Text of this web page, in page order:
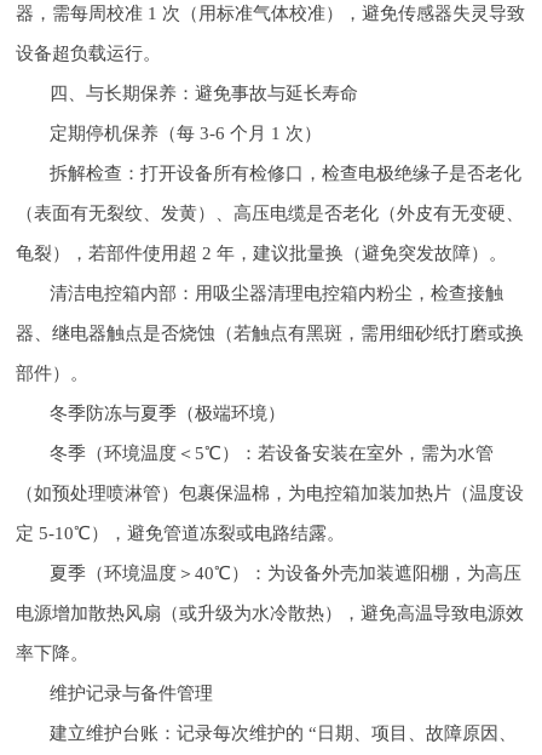
器，需每周校准 1 次（用标准气体校准），避免传感器失灵导致
设备超负载运行。
四、与长期保养：避免事故与延长寿命
定期停机保养（每 3-6 个月 1 次）
拆解检查：打开设备所有检修口，检查电极绝缘子是否老化
（表面有无裂纹、发黄）、高压电缆是否老化（外皮有无变硬、
龟裂），若部件使用超 2 年，建议批量换（避免突发故障）。
清洁电控箱内部：用吸尘器清理电控箱内粉尘，检查接触
器、继电器触点是否烧蚀（若触点有黑斑，需用细砂纸打磨或换
部件）。
冬季防冻与夏季（极端环境）
冬季（环境温度＜5℃）：若设备安装在室外，需为水管
（如预处理喷淋管）包裹保温棉，为电控箱加装加热片（温度设
定 5-10℃），避免管道冻裂或电路结露。
夏季（环境温度＞40℃）：为设备外壳加装遮阳棚，为高压
电源增加散热风扇（或升级为水冷散热），避免高温导致电源效
率下降。
维护记录与备件管理
建立维护台账：记录每次维护的 “日期、项目、故障原因、